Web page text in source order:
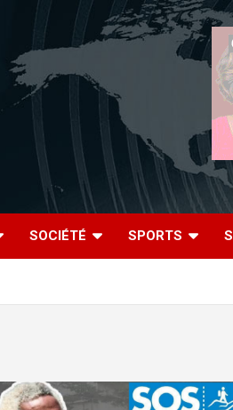
SOCIÉTÉ SPORTS